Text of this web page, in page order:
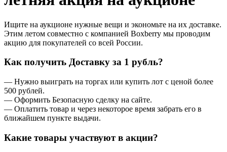
Ищите на аукционе нужные вещи и экономьте на их доставке.
Этим летом совместно с компанией Boxberry мы проводим
акцию для покупателей со всей России.
Как получить Доставку за 1 рубль?
— Нужно выиграть на торгах или купить лот с ценой более
500 рублей.
— Оформить Безопасную сделку на сайте.
— Оплатить товар и через некоторое время забрать его в
ближайшем пункте выдачи.
Какие товары участвуют в акции?